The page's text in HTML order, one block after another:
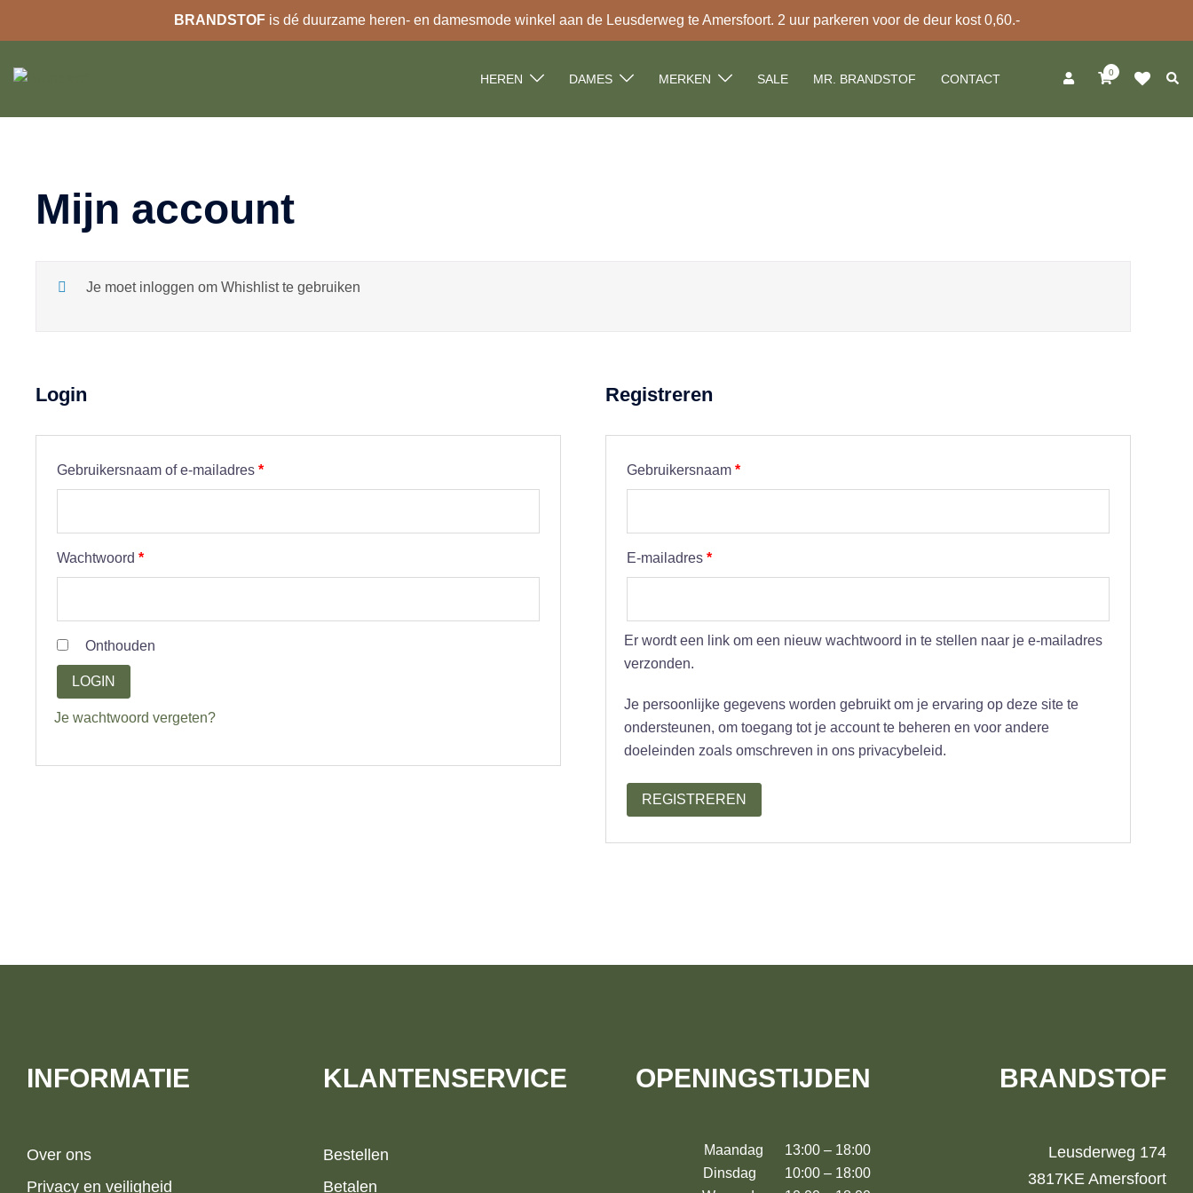
BRANDSTOFis dé duurzame heren- en damesmode winkel aan de Leusderweg te Amersfoort. 2 uur parkeren voor de deur kost 0,60.-
naar
inhoud
HEREN DAMES MERKEN SALE MR. BRANDSTOF CONTACT 0
Mijn account
Je moet inloggen om Whishlist te gebruiken
Login
Gebruikersnaam of e-mailadres *Vereist
Wachtwoord *Vereist
Onthouden
LOGIN
Je wachtwoord vergeten?
Registreren
Gebruikersnaam *Vereist
E-mailadres *Vereist
Er wordt een link om een nieuw wachtwoord in te stellen naar je e-mailadres
verzonden.
Je persoonlijke gegevens worden gebruikt om je ervaring op deze site te
ondersteunen, om toegang tot je account te beheren en voor andere
doeleinden zoals omschreven in ons privacybeleid.
REGISTREREN
INFORMATIE
Over ons
Privacy en veiligheid
KLANTENSERVICE
Bestellen
Betalen
OPENINGSTIJDEN
Maandag 13:00 – 18:00
Dinsdag 10:00 – 18:00
BRANDSTOF
Leusderweg 174
3817KE Amersfoort